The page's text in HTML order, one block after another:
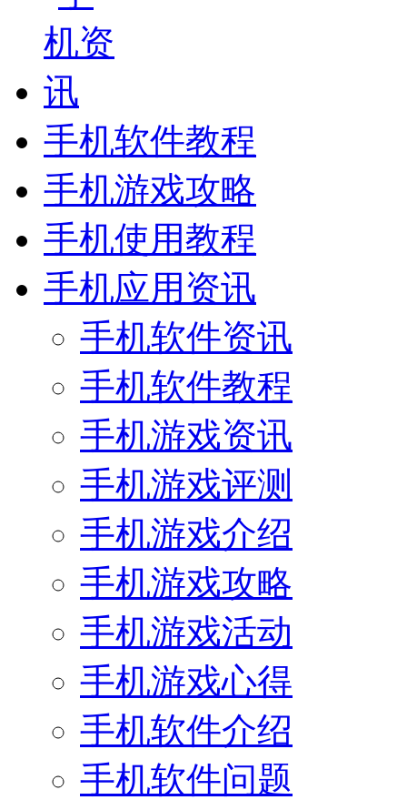
手机软件教程
手机游戏攻略
手机使用教程
手机应用资讯
手机软件资讯
手机软件教程
手机游戏资讯
手机游戏评测
手机游戏介绍
手机游戏攻略
手机游戏活动
手机游戏心得
手机软件介绍
手机软件问题